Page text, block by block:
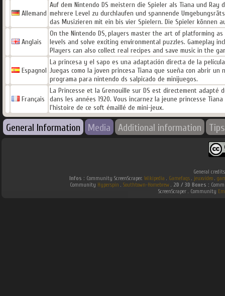
Allemand
Auf dem Nintendo DS meistern die Spieler als Tiana und
mehrere Level zu durchlaufen und spannende
das Musizieren mit ein bis vier Spielern. Die Spieler können
Anglais
On the Nintendo DS, players master the art of platforming
levels and solve exciting environmental puzzles. Gameplay
Players can also collect real recipes and save music in the
Espagnol
La princesa y el sapo es una adaptación directa de la
Juegas como la joven princesa Tiana que sueña con abrir
programa para nintendo ds salpicado de minijuegos.
Français
La Princesse et la Grenouille sur DS est directement
dans les années 1920. Vous incarnez la jeune princesse
l'histoire de ce soft émaillé de mini-jeux.
General Information Media Additional information Tips
General
Infos : Community ScreenScraper. Wikipedia . Gamefaqs. jeuxvideo.
Community Hyperspin . Southtown-Homebrew. 2D / 3D Boxes :
ScreenScraper . Community